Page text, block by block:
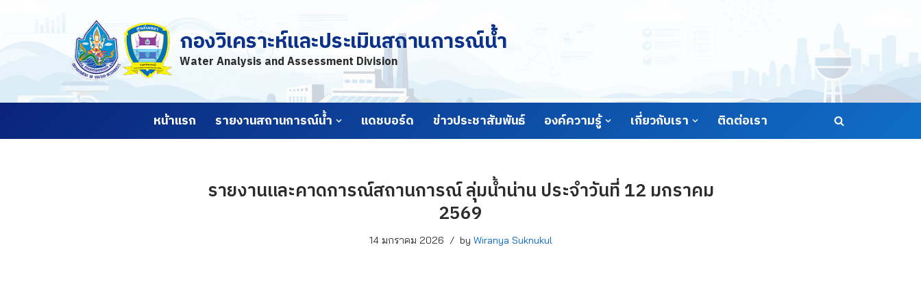
กองวิเคราะห์และประเมินสถานการณ์น้ำ
Water Analysis and Assessment Division
หน้าแรก รายงานสถานการณ์น้ำ แดชบอร์ด ข่าวประชาสัมพันธ์ องค์ความรู้ เกี่ยวกับเรา ติดต่อเรา
รายงานและคาดการณ์สถานการณ์ ลุ่มน้ำน่าน ประจำวันที่ 12 มกราคม
2569
14 มกราคม 2026 by Wiranya Suknukul